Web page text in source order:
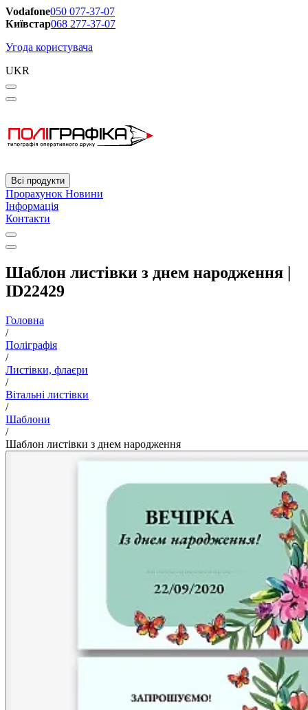
Vodafone050 077-37-07
Київстар068 277-37-07
Угода користувача
UKR
Всі продукти
Прорахунок Новини
Інформація
Контакти
Шаблон листівки з днем народження |
ID22429
Головна
/
Поліграфія
/
Листівки, флаєри
/
Вітальні листівки
/
Шаблони
/
Шаблон листівки з днем народження